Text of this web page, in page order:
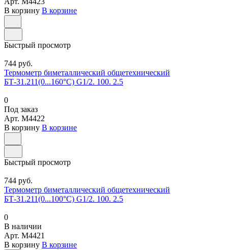
В корзину В корзине
Быстрый просмотр
744 руб.
Термометр биметаллический общетехнический
БТ-31.211(0...160°С) G1/2. 100. 2.5
0
Под заказ
Арт. M4422
В корзину В корзине
Быстрый просмотр
744 руб.
Термометр биметаллический общетехнический
БТ-31.211(0...100°С) G1/2. 100. 2.5
0
В наличии
Арт. M4421
В корзину В корзине